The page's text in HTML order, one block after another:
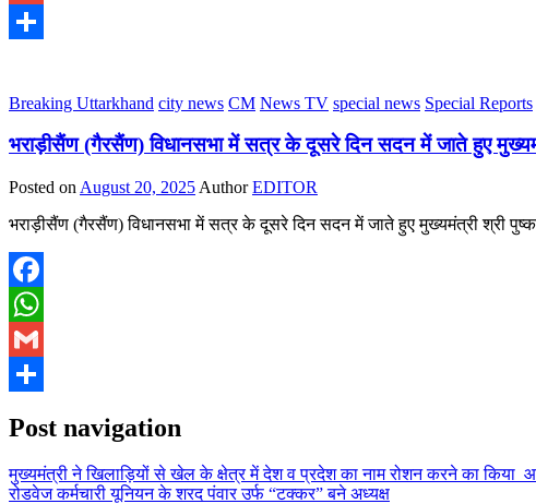
Gmail
Breaking Uttarkhand city news CM News TV special news Special Reports
भराड़ीसैंण (गैरसैंण) विधानसभा में सत्र के दूसरे दिन सदन में जाते हुए
Posted on August 20, 2025 Author EDITOR
भराड़ीसैंण (गैरसैंण) विधानसभा में सत्र के दूसरे दिन सदन में जाते हुए मुख्यमंत्री श्री
Facebook
WhatsApp
Gmail
Post navigation
मुख्यमंत्री ने खिलाड़ियों से खेल के क्षेत्र में देश व प्रदेश का नाम रोशन करने का किया
रोडवेज कर्मचारी यूनियन के शरद पंवार उर्फ “टक्कर” बने अध्यक्ष